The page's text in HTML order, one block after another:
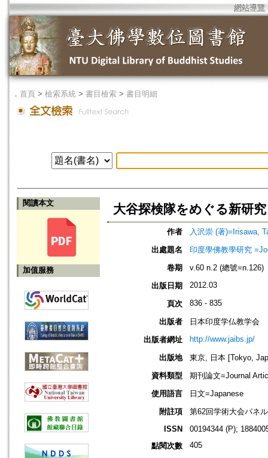
網站導覽
． 首頁 > 檢索系統 > 書目檢索 > 書目明細
閱讀本文
加值服務
大谷探検隊をめぐる新研究
作者
入沢崇 (著)=Irisawa,
出處題名
印度學佛教學研究
卷期
v.60 n.2 (總號=n.126)
出版日期
2012.03
頁次 836 - 835
出版者
日本印度学仏教学会
出版者網址
http://www.jaibs.jp/
出版地
東京, 日本 [Tokyo,
資料類型
期刊論文=Journal
使用語言
日文=Japanese
附註項
第62回学術大会パネ
ISSN
00194344 (P);
點閱次數
405